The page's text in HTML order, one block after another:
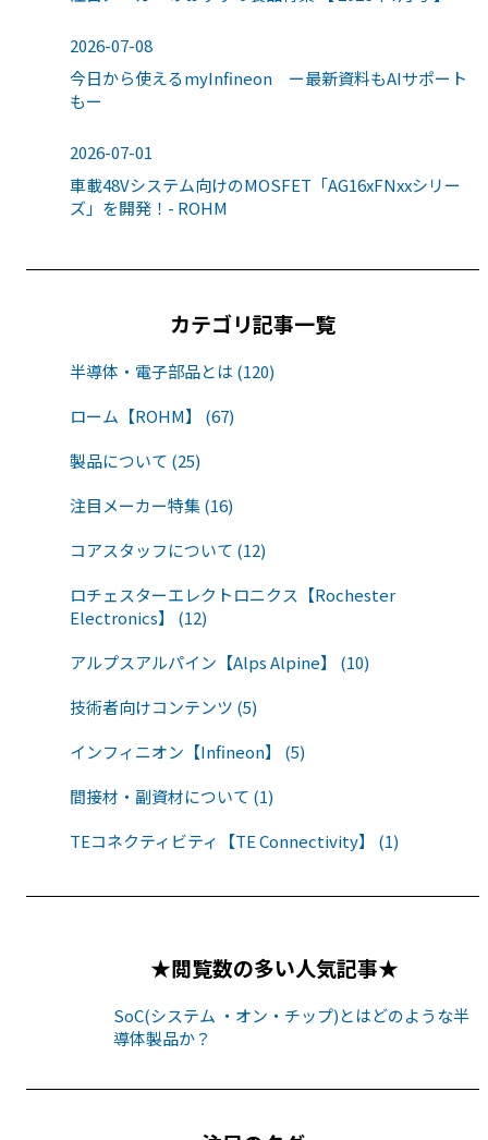
2026-07-08
今日から使えるmyInfineon ー最新資料もAIサポート
もー
2026-07-01
車載48Vシステム向けのMOSFET「AG16xFNxxシリー
ズ」を開発！- ROHM
カテゴリ記事一覧
半導体・電子部品とは (120)
ローム【ROHM】 (67)
製品について (25)
注目メーカー特集 (16)
コアスタッフについて (12)
ロチェスターエレクトロニクス【Rochester
Electronics】 (12)
アルプスアルパイン【Alps Alpine】 (10)
技術者向けコンテンツ (5)
インフィニオン【Infineon】 (5)
間接材・副資材について (1)
TEコネクティビティ【TE Connectivity】 (1)
★閲覧数の多い人気記事★
SoC(システム ・オン・チップ)とはどのような半
導体製品か？